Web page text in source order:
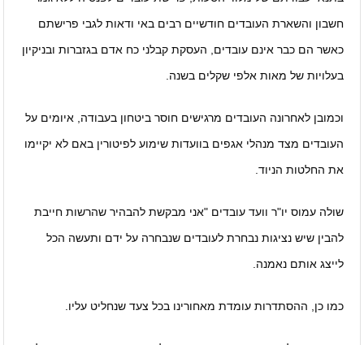
חשבון והשארת העובדים חודשיים רבים באי ודאות לגבי פרישתם
כאשר הם כבר אינם עובדים, העסקת קבלני כח אדם בגזברות ובניקיון
בעלויות של מאות אלפי שקלים בשנה.
וכמובן לאחרונה העובדים מרגישים חוסר ביטחון בעבודה, איומים על
העובדים מצד מנהלי אגפים בוועדות שימוע לפיטורין באם לא יקיימו
את החלטות הניוד.
שולה עמוס יו"ר וועד עובדים "אני מבקשת להבהיר שהרשות חייבת
להבין שיש נציגות נבחרת לעובדים שנבחרה על ידם ותעשה הכל
לייצג אותם נאמנה.
כמו כן, ההסתדרות עומדת מאחורינו בכל צעד שנחליט עליו.